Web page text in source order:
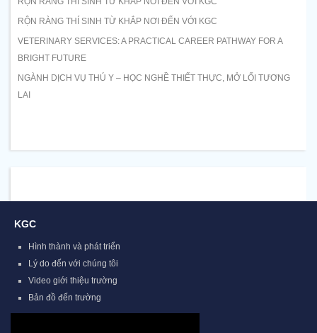
RỘN RÀNG THÍ SINH TỪ KHẮP NƠI ĐẾN VỚI KGC
VETERINARY SERVICES: A PRACTICAL CAREER PATHWAY FOR A
BRIGHT FUTURE
NGÀNH DỊCH VỤ THÚ Y – HỌC NGHỀ THIẾT THỰC, MỞ LỐI TƯƠNG
LAI
KGC
Hình thành và phát triển
Lý do đến với chúng tôi
Video giới thiệu trường
Bản đồ đến trường